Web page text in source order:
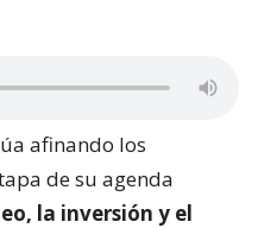
afinando los
de su agenda
la inversión y el